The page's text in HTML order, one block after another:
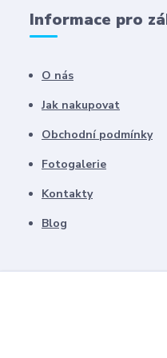
Informace pro
O nás
Jak nakupovat
Obchodní podmínky
Fotogalerie
Kontakty
Blog